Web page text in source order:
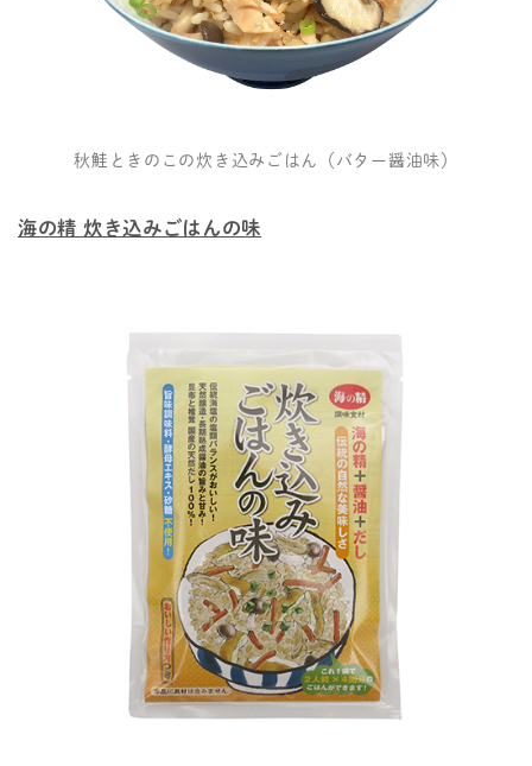
秋鮭ときのこの炊き込みごはん（バター醤油味）
海の精 炊き込みごはんの味